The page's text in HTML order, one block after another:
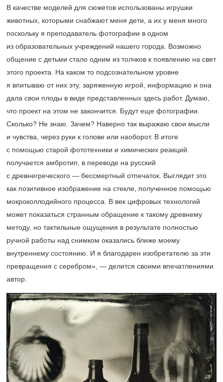
В качестве моделей для сюжетов использованы игрушки
животных, которыми снабжают меня дети, а их у меня много
поскольку я преподаватель фотографии в одном
из образовательных учреждений нашего города. Возможно
общение с детьми стало одним из толчков к появлению на свет
этого проекта. На каком то подсознательном уровне
я впитываю от них эту, заряженную игрой, информацию и она
дала свои плоды в виде представленных здесь работ. Думаю,
что проект на этом не закончится. Будут еще фотографии.
Сколько? Не знаю. Зачем? Наверно так выражаю свои мысли
и чувства, через руки к голове или наоборот. В итоге
с помощью старой фототехники и химических реакций.
получается амбротип, в переводе на русский
с древнегреческого — бессмертный отпечаток. Выглядит это
как позитивное изображение на стекле, полученное помощью
мокроколлодийного процесса. В век цифровых технологий
может показаться странным обращение к такому древнему
методу, но тактильные ощущения в результате полностью
ручной работы над снимком оказались ближе моему
внутреннему состоянию. И я благодарен изобретателю за эти
превращения с серебром», — делится своими впечатлениями
автор.